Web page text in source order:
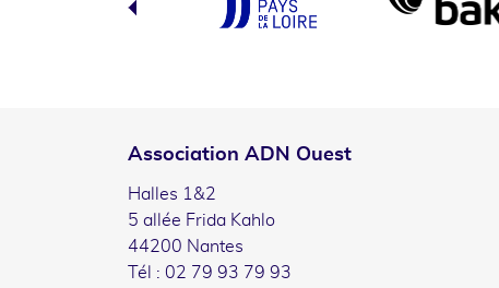
Association ADN Ouest
Halles 1&2
5 allée Frida Kahlo
44200 Nantes
Tél : 02 79 93 79 93